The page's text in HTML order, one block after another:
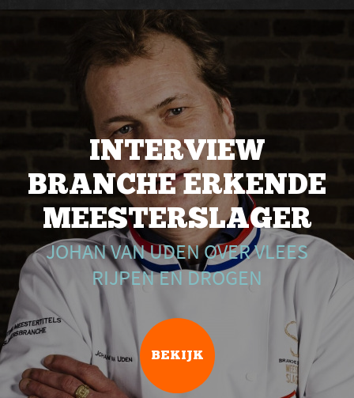
INTERVIEW
BRANCHE ERKENDE
MEESTERSLAGER
JOHAN VAN UDEN OVER VLEES
RIJPEN EN DROGEN
BEKIJK